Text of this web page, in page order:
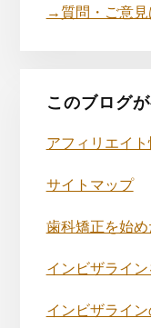
→質問・ご意見
このブログ
アフィリエイ
サイトマップ
歯科矯正を始め
インビザライ
インビザライ